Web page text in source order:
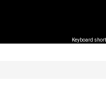
Keyboard